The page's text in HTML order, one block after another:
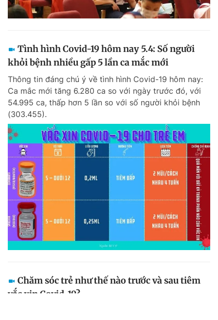
Tình hình Covid-19 hôm nay 5.4: Số người
khỏi bệnh nhiều gấp 5 lần ca mắc mới
Thông tin đáng chú ý về tình hình Covid-19 hôm nay:
Ca mắc mới tăng 6.280 ca so với ngày trước đó, với
54.995 ca, thấp hơn 5 lần so với số người khỏi bệnh
(303.455).
Chăm sóc trẻ như thế nào trước và sau tiêm
vắc xin Covid-19?